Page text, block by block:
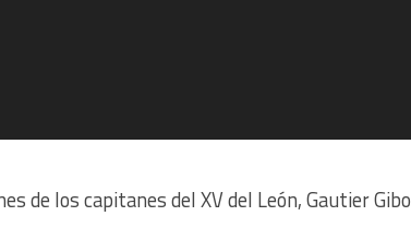
de los capitanes del XV del León, Gautier